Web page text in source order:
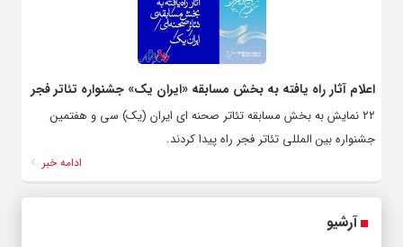
اعلام آثار راه یافته به بخش مسابقه «ایران یک» جشنواره تئاتر فجر
۲۲ نمایش به بخش مسابقه تئاتر صحنه ای ایران (یک) سی و هفتمین
جشنواره بین المللی تئاتر فجر راه پیدا کردند.
ادامه خبر
آرشیو